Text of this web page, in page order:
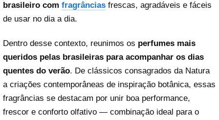
brasileiro com fragrâncias frescas, agradáveis e fáceis
de usar no dia a dia.
Dentro desse contexto, reunimos os perfumes mais
queridos pelas brasileiras para acompanhar os dias
quentes do verão. De clássicos consagrados da Natura
a criações contemporâneas de inspiração botânica, essas
fragrâncias se destacam por unir boa performance,
frescor e conforto olfativo — combinação ideal para o